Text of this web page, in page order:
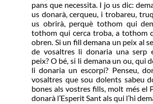
pans que necessita. I jo us dic:
us donarà, cerqueu, i trobareu,
us obrirà, perquè tothom qui
tothom qui cerca troba, a tothom
obren. Si un fill demana un peix al
de vosaltres li donaria una serp
peix? O bé, si li demana un ou, qui
li donaria un escorpí? Penseu,
vosaltres que sou dolents sabeu
bones als vostres fills, molt més el
donarà l’Esperit Sant als qui l’hi